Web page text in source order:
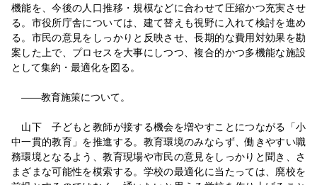
機能を、今後の人口推移・規模などに合わせて圧縮かつ充実させ
る。市役所庁舎については、建て替えも視野に入れて検討を進め
る。市民の意見をしっかりと反映させ、長期的な費用対効果を勘
案した上で、プロセスを大事にしつつ、複合的かつ多機能な施設
として集約・最適化を図る。
――教育施策について。
山下 子どもと教師が接する機会を増やすことにつながる「小
中一貫的教育」を推進する。教育環境のみならず、働きやすい職
務環境となるよう、教育現場や市民の意見をしっかりと聞き、さ
まざまな可能性を模索する。学校の最適化に当たっては、廃校を